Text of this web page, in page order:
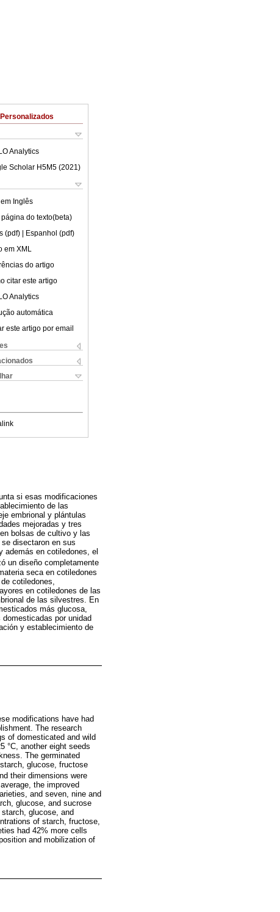
Analytics
Scholar H5M5 (2021 )
Inglês
do texto(beta)
(pdf) | Espanhol (pdf)
em XML
do artigo
citar este artigo
Analytics
automática
este artigo por email
si esas modificaciones
de las
embrional y plántulas
mejoradas y tres
bolsas de cultivo y las
disectaron en sus
en cotiledones, el
un diseño completamente
seca en cotiledones
cotiledones,
en cotiledones de las
de las silvestres. En
más glucosa,
por unidad
y establecimiento de
modifications have had
The research
of domesticated and wild
°C, another eight seeds
The germinated
glucose, fructose
their dimensions were
the improved
and seven, nine and
glucose, and sucrose
glucose, and
of starch, fructose,
had 42% more cells
and mobilization of